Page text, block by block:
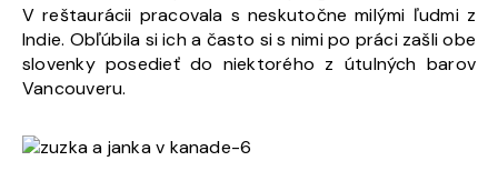
V reštaurácii pracovala s neskutočne milými ľudmi z
Indie. Obľúbila si ich a často si s nimi po práci zašli obe
slovenky posedieť do niektorého z útulných barov
Vancouveru.